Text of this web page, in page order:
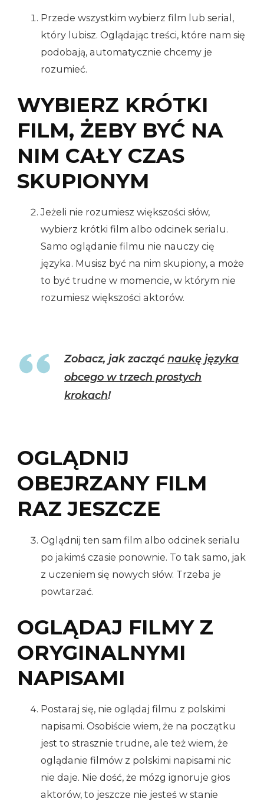
Przede wszystkim wybierz film lub serial,
który lubisz. Oglądając treści, które nam się
podobają, automatycznie chcemy je
rozumieć.
WYBIERZ KRÓTKI
FILM, ŻEBY BYĆ NA
NIM CAŁY CZAS
SKUPIONYM
Jeżeli nie rozumiesz większości słów,
wybierz krótki film albo odcinek serialu.
Samo oglądanie filmu nie nauczy cię
języka. Musisz być na nim skupiony, a może
to być trudne w momencie, w którym nie
rozumiesz większości aktorów.
Zobacz, jak zacząćnaukę języka
obcego w trzech prostych
krokach!
OGLĄDNIJ
OBEJRZANY FILM
RAZ JESZCZE
Oglądnij ten sam film albo odcinek serialu
po jakimś czasie ponownie. To tak samo, jak
z uczeniem się nowych słów. Trzeba je
powtarzać.
OGLĄDAJ FILMY Z
ORYGINALNYMI
NAPISAMI
Postaraj się, nie oglądaj filmu z polskimi
napisami. Osobiście wiem, że na początku
jest to strasznie trudne, ale też wiem, że
oglądanie filmów z polskimi napisami nic
nie daje. Nie dość, że mózg ignoruje głos
aktorów, to jeszcze nie jesteś w stanie